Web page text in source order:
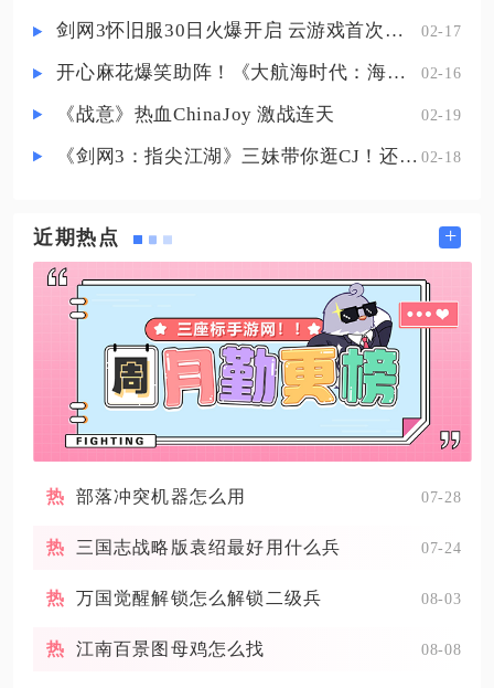
色，依靠持续射击快速清空盾条，
进
剑网3怀旧服30日火爆开启 云游戏首次亮相CJ打造舒适畅玩体验 02-17
开心麻花爆笑助阵！《大航海时代：海上霸主》亮相China Joy 02-16
《战意》热血ChinaJoy 激战连天 02-19
《剑网3：指尖江湖》三妹带你逛CJ！还有惊喜嘉宾现场约定你！ 02-18
近期热点 +
部落冲突机器怎么用 07-28
三国志战略版袁绍最好用什么兵 07-24
万国觉醒解锁怎么解锁二级兵 08-03
江南百景图母鸡怎么找 08-08